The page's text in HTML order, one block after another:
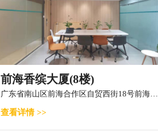
前海香缤大厦(8楼)
广东省南山区前海合作区自贸西街18号前海香缤大厦8楼
查看详情 >>